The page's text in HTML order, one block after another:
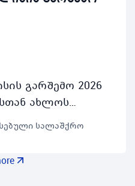
გარშემო 2026
ახლოს
ფარგლებში
სალაშქრო